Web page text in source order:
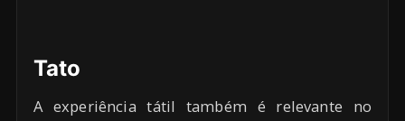
Tato
A experiência tátil também é relevante no